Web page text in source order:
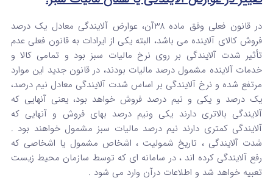
در قانون فعلی وفق ماده 38آن، عوارض آلایندگی معادل یک درصد
فروش کالای آلاینده می باشد، البته یکی از ایرادات به قانون فعلی عدم
تأثیر شدت آلایندگی بر روی نرخ مالیات سبز بود و تمامی کالا و
خدمات آلاینده مشمول درصد مالیات بودند، در قانون جدید این موارد
مرتفع شده و نرخ آلایندگی بر اساس شدت آلایندگی معادل نیم درصد،
یک درصد و یکی و نیم درصد فروش خواهد بود، یعنی آنهایی که
آلایندگی بالاتری دارند یکی ونیم درصد بهای فروش و آنهایی که
آلایندگی کمتری دارند نیم درصد مالیات سبز مشمول خواهند بود .
شدت آلایندگی ، تاریخ شمولیت ، اشخاص مشمول یا اشخاصی که
رفع آلایندگی کرده اند ، در سامانه ای که توسط سازمان محیط زیست
تعبیه خواهد شد و اطلاعات درآن وارد می شود .